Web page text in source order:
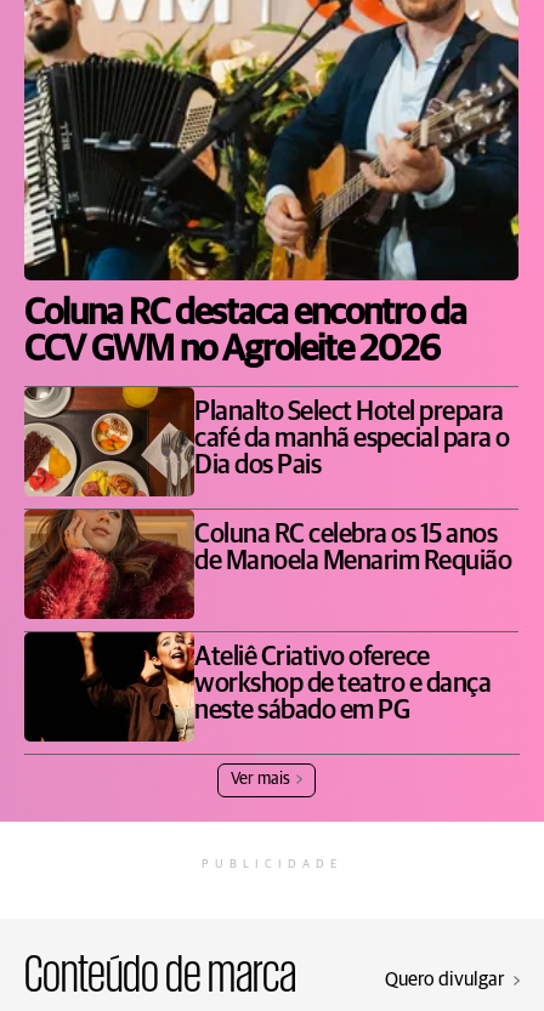
Coluna RC destaca encontro da
CCV GWM no Agroleite 2026
Planalto Select Hotel prepara
café da manhã especial para o
Dia dos Pais
Coluna RC celebra os 15 anos
de Manoela Menarim Requião
Ateliê Criativo oferece
workshop de teatro e dança
neste sábado em PG
Ver mais
PUBLICIDADE
Conteúdo de marca Quero divulgar